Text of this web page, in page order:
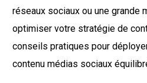
réseaux sociaux ou une grande
optimiser votre stratégie de
conseils pratiques pour
contenu médias sociaux